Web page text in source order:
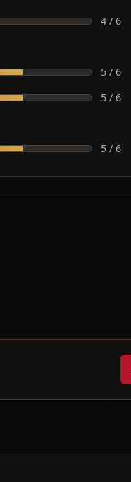
4 / 6
5 / 6
5 / 6
5 / 6